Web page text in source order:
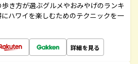
き方が選ぶグルメやおみやげのランキ
ハワイを楽しむためのテクニックを一
詳細を見る